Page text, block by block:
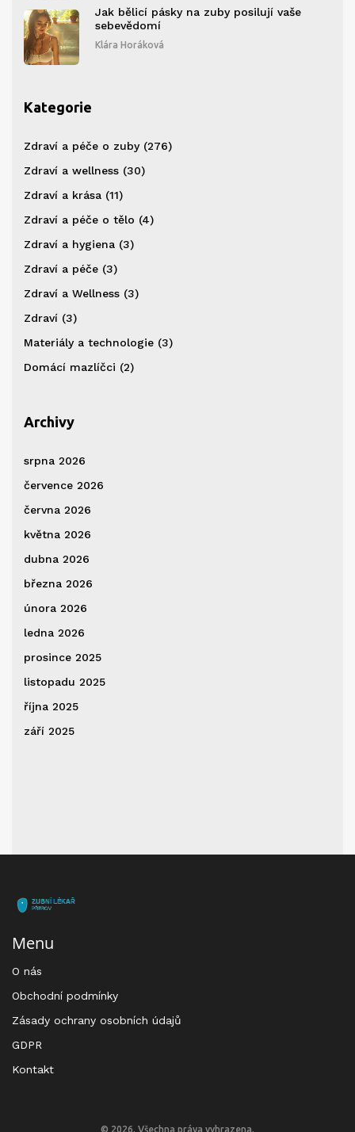
Jak bělicí pásky na zuby posilují vaše
sebevědomí
Klára Horáková
Kategorie
Zdraví a péče o zuby (276)
Zdraví a wellness (30)
Zdraví a krása (11)
Zdraví a péče o tělo (4)
Zdraví a hygiena (3)
Zdraví a péče (3)
Zdraví a Wellness (3)
Zdraví (3)
Materiály a technologie (3)
Domácí mazlíčci (2)
Archivy
srpna 2026
července 2026
června 2026
května 2026
dubna 2026
března 2026
února 2026
ledna 2026
prosince 2025
listopadu 2025
října 2025
září 2025
Menu
O nás
Obchodní podmínky
Zásady ochrany osobních údajů
GDPR
Kontakt
© 2026. Všechna práva vyhrazena.